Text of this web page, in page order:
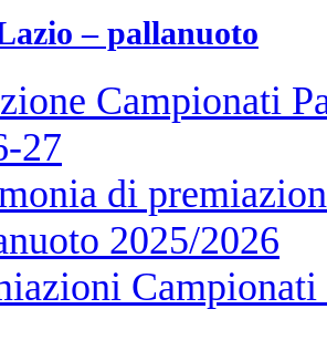
– pallanuoto
Campionati
27
di
2025/2026